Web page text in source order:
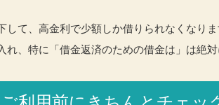
して、高金利で少額しか借りられなくなり
、特に「借金返済のための借金は」は絶対